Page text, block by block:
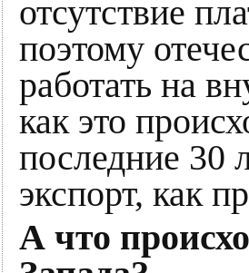
отсутствие
поэтому
работать на
как это
последние 30
экспорт, как
А что